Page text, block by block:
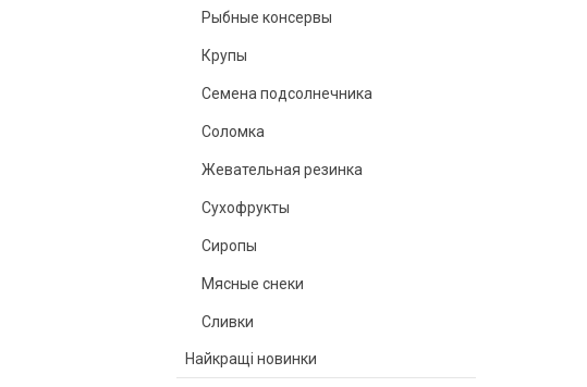
Рыбные консервы
Крупы
Семена подсолнечника
Соломка
Жевательная резинка
Сухофрукты
Сиропы
Мясные снеки
Сливки
Найкращі новинки